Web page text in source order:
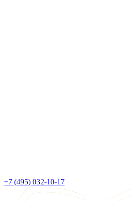
+7 (495) 032-10-17